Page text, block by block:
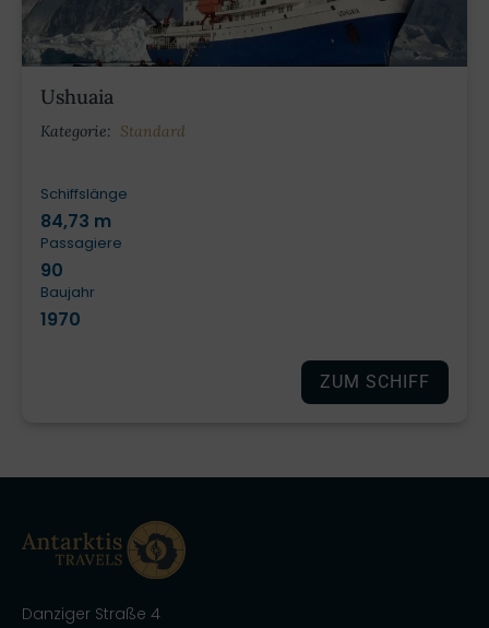
Ushuaia
Kategorie: Standard
Schiffslänge
84,73 m
Passagiere
90
Baujahr
1970
ZUM SCHIFF
Danziger Straße 4